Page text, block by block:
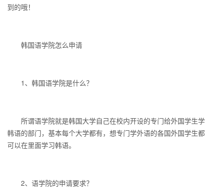
到的哦！
韩国语学院怎么申请
1、韩国语学院是什么？
所谓语学院就是韩国大学自己在校内开设的专门给外国学生学
韩语的部门，基本每个大学都有，想专门学外语的各国外国学生都
可以在里面学习韩语。
2、语学院的申请要求？